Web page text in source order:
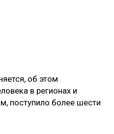
об этом
в регионах и
поступило более шести